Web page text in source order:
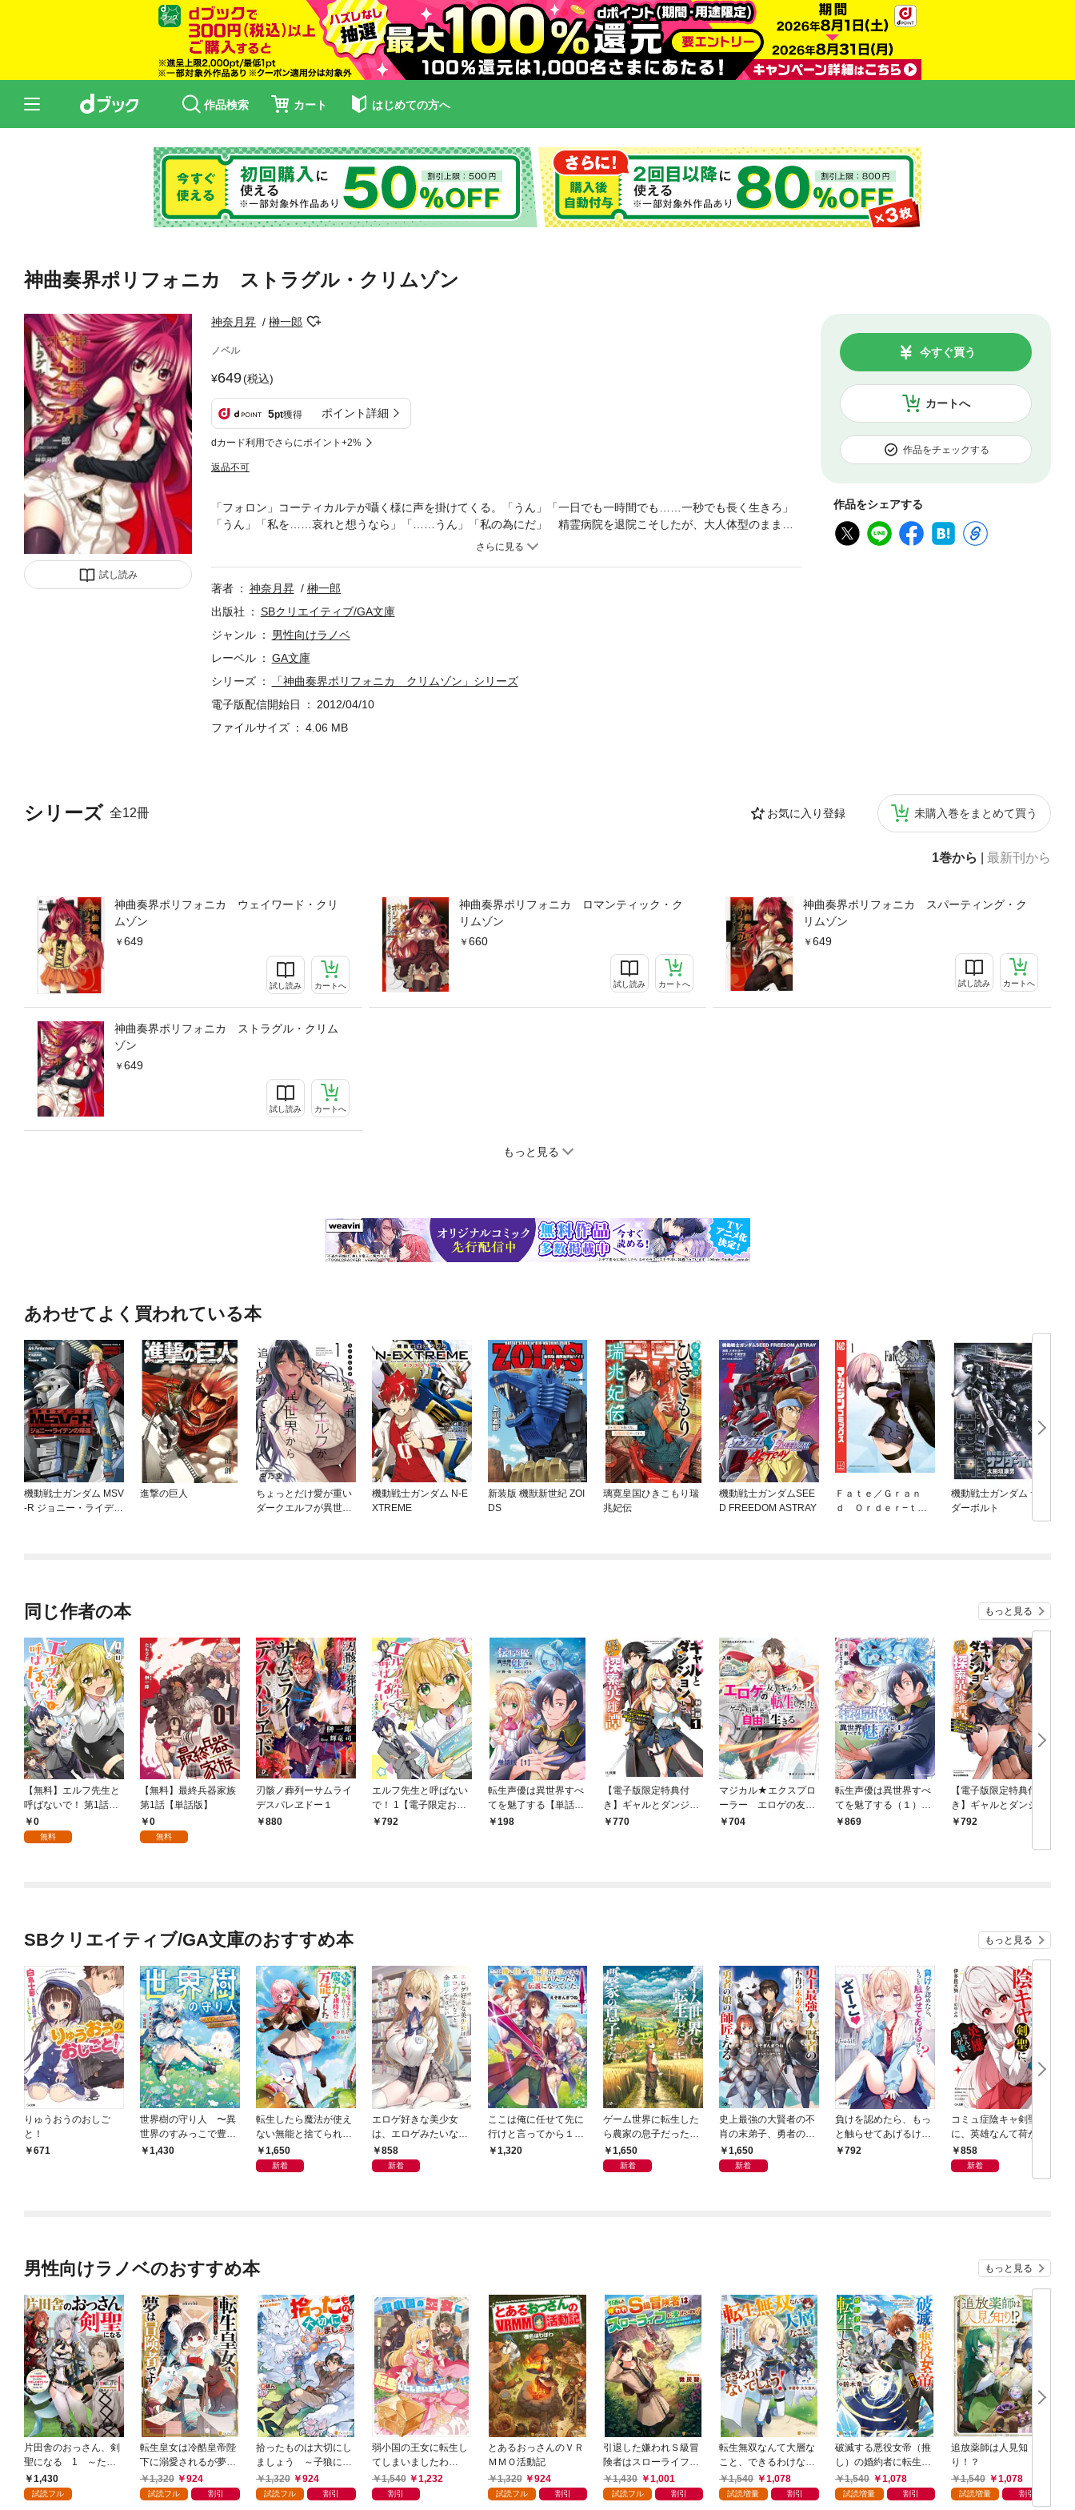
作品検索 カート はじめての方へ
神曲奏界ポリフォニカ ストラグル・クリムゾン
試し読み
神奈月昇 榊一郎
ノベル
649(税込)
5pt獲得 ポイント詳細
dカード利用でさらにポイント+2%
返品不可
カートへ
今すぐ買う
作品をチェックする
作品をシェアする
シリーズ 全12冊 お気に入り登録 未購入巻をまとめて買う
1巻から 最新刊から
神曲奏界ポリフォニカ ウェイワード・クリ
ムゾン
649
試し読み カートへ
神曲奏界ポリフォニカ ロマンティック・ク
リムゾン
660
試し読み カートへ
神曲奏界ポリフォニカ スパーティング・ク
リムゾン
649
試し読み カートへ
神曲奏界ポリフォニカ ストラグル・クリム
ゾン
649
試し読み カートへ
もっと見る
「フォロン」コーティカルテが囁く様に声を掛けてくる。「うん」「一日でも一時間でも……一秒でも長く生きろ」
「うん」「私を……哀れと想うなら」「……うん」「私の為にだ」 精霊病院を退院こそしたが、大人体型のまま
刻々と衰えていくばかりのコーティカルテ。そんなコーティと、ただ一緒にいるだけの時間の中で、あらためてお互
を受けた上級精霊二柱。陽動のため、あえて敵中で暴れ回るヤーディオだったが、やがてじりじりと押され始める。
事務所の仲間を助けるため、駆けつけるコーティとフォロン。二人の思いが届くとき、失われた絆が蘇る！ 最高潮
著者 神奈月昇
榊一郎
出版社
SBクリエイティブ/GA文庫
ジャンル
男性向けラノベ
レーベル
GA文庫
シリーズ
「神曲奏界ポリフォニカ クリムゾン」シリーズ
電子版配信開始日
2012/04/10
ファイルサイズ
4.06 MB
あわせてよく買われている本
機動戦士ガンダム MSV
-R ジョニー・ライデン
進撃の巨人
ちょっとだけ愛が重い
ダークエルフが異世界
機動戦士ガンダム N-E
XTREME
新装版 機獣新世紀 ZOI
DS
璃寛皇国ひきこもり瑞
兆妃伝
機動戦士ガンダムSEE
D FREEDOM ASTRAY
Ｆａｔｅ／Ｇｒａｎ
ｄ Ｏｒｄｅｒ−ｔｕ
機動戦士ガンダム サン
ダーボルト
同じ作者の本 もっと見る
【無料】エルフ先生と
呼ばないで！ 第1話
【単話版】
0
無料
【無料】最終兵器家族
第1話【単話版】
0
無料
刃骸ノ葬列ーサムライ
デスパレヱドー１
880
エルフ先生と呼ばない
で！ 1【電子限定おま
け付き】
792
転生声優は異世界すべ
てを魅了する【単話
版】（１）
198
【電子版限定特典付
き】ギャルとダンジョ
ンと周回遅れの探索英
770
マジカル★エクスプロ
ーラー エロゲの友人
キャラに転生したけ
704
転生声優は異世界すべ
てを魅了する（１）
【電子限定特典ペーパ
869
【電子版限定特典付
き】ギャルとダンジョ
ンと周回遅れの探索英
ド・今は訳あり低ラン
792
SBクリエイティブ/GA文庫のおすすめ本 もっと見る
りゅうおうのおしご
と！
671
世界樹の守り人 〜異
世界のすみっこで豊か
な国づくり〜
1,430
転生したら魔法が使え
ない無能と捨てられた
けど、魔力が規格外に
万能でした
1,650
新着
エロゲ好きな美少女
は、エロゲみたいなこ
と全部シてほしい【電
子ＳＳ特典付き】
858
新着
ここは俺に任せて先に
行けと言ってから１０
年がたったら伝説にな
1,320
ゲーム世界に転生した
ら農家の息子だった
【電子ＳＳ特典付き】
1,650
新着
史上最強の大賢者の不
肖の末弟子、勇者の娘
の師匠となる
1,650
新着
負けを認めたら、もっ
と触らせてあげるけ
ど？ ざーこ
792
コミュ症陰キャ剣聖
に、英雄なんて荷が重
い【電子ＳＳ特典付
き】
858
新着
男性向けラノベのおすすめ本 もっと見る
片田舎のおっさん、剣
聖になる 1 ～ただ
の田舎の剣術師範だっ
たのに、大成した弟子
1,430
試読フル
転生皇女は冷酷皇帝陛
下に溺愛されるが夢は
冒険者です！
1,320 924
試読フル 割引
拾ったものは大切にし
ましょう ～子狼に気
に入られた男の転移物
語～
1,320 924
試読フル 割引
弱小国の王女に転生し
てしまいましたわ
～！？ 1巻
1,540 1,232
割引
とあるおっさんのＶＲ
ＭＭＯ活動記
1,320
924
試読フル 割引
引退した嫌われＳ級冒
険者はスローライフに
浸りたいのに！ 気が
付いたら辺境が世界最
1,430 1,001
試読フル 割引
転生無双なんて大層な
こと、できるわけない
でしょう！ 公爵令息
が家族、友達、精霊と
1,540 1,078
試読増量 割引
破滅する悪役女帝（推
し）の婚約者に転生し
ました。
1,540 1,078
試読増量 割引
追放薬師は人見知
り！？
1,540
1,078
試読増量 割引